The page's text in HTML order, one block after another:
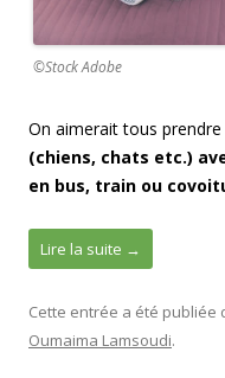
©Stock Adobe
On aimerait tous prendre
(chiens, chats etc.)
en bus, train ou
Lire la suite →
Cette entrée a été publiée
Oumaima Lamsoudi.